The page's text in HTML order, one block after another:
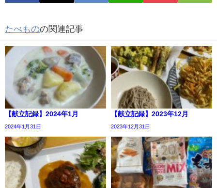
たべものの関連記事
【献立記録】2024年1月
2024年1月31日
【献立記録】2023年12月
2023年12月31日